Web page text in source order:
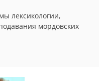
лексикологии,
мордовских